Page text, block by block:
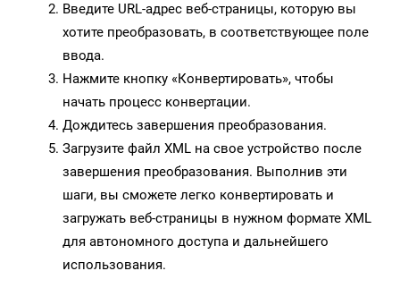
Введите URL-адрес веб-страницы, которую вы
хотите преобразовать, в соответствующее поле
ввода.
Нажмите кнопку «Конвертировать», чтобы
начать процесс конвертации.
Дождитесь завершения преобразования.
Загрузите файл XML на свое устройство после
завершения преобразования. Выполнив эти
шаги, вы сможете легко конвертировать и
загружать веб-страницы в нужном формате XML
для автономного доступа и дальнейшего
использования.